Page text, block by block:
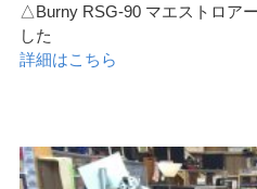
△Burny RSG-90 マエストロア
した
詳細はこちら